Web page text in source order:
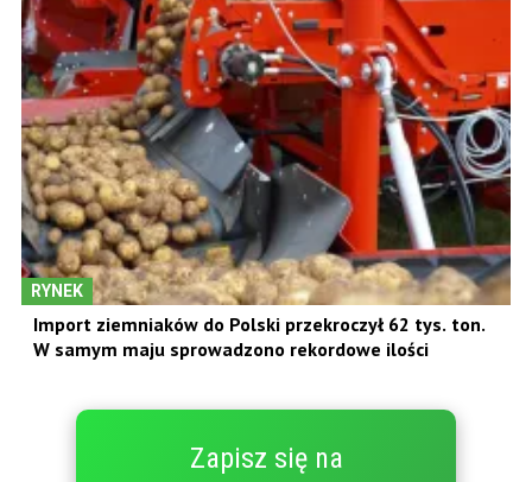
RYNEK
Import ziemniaków do Polski przekroczył 62 tys. ton.
W samym maju sprowadzono rekordowe ilości
Zapisz się na